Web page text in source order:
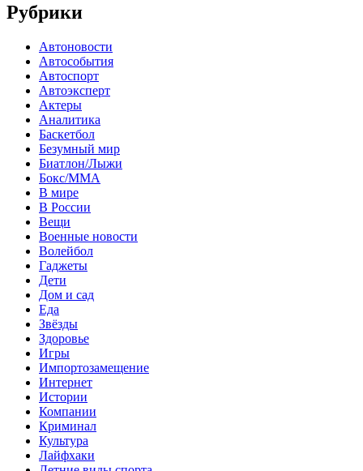
Рубрики
Автоновости
Автособытия
Автоспорт
Автоэксперт
Актеры
Аналитика
Баскетбол
Безумный мир
Биатлон/Лыжи
Бокс/MMA
В мире
В России
Вещи
Военные новости
Волейбол
Гаджеты
Дети
Дом и сад
Еда
Звёзды
Здоровье
Игры
Импортозамещение
Интернет
Истории
Компании
Криминал
Культура
Лайфхаки